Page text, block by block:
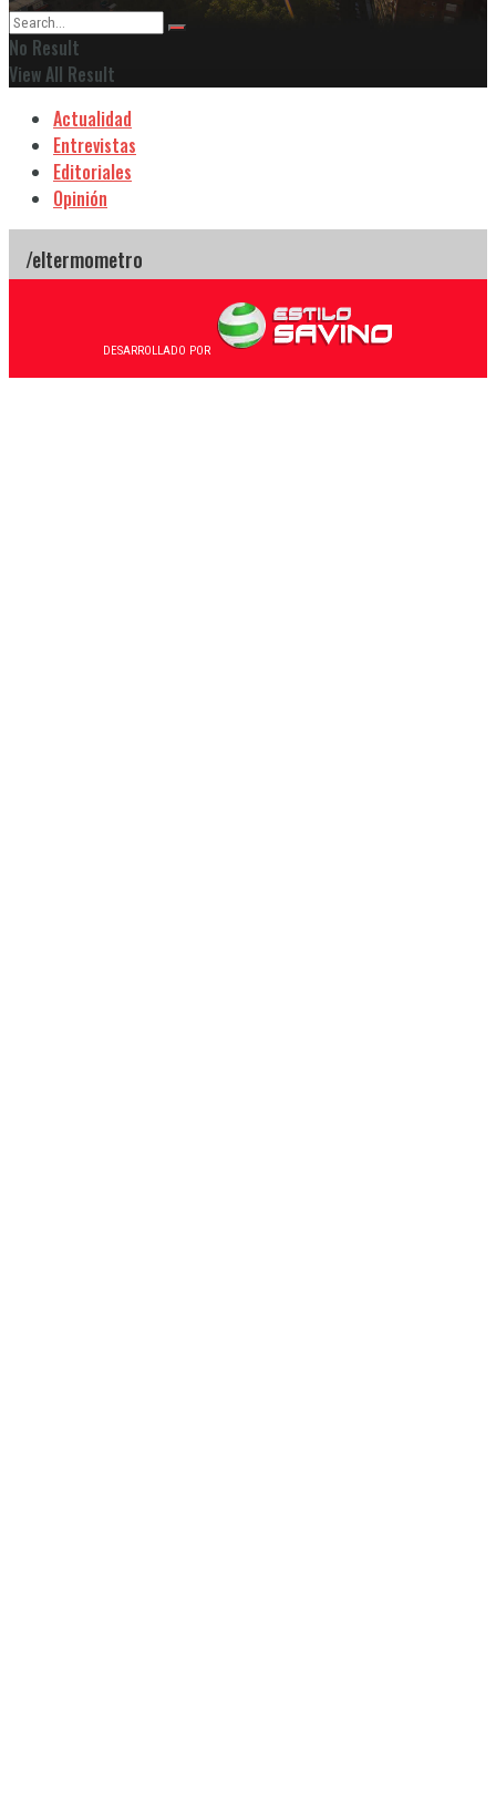
No Result
View All Result
Actualidad
Entrevistas
Editoriales
Opinión
DESARROLLADO POR